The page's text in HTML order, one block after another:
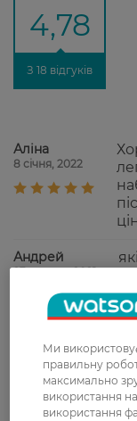
4,78
З 18 відгуків
Аліна
8 січня, 2022
Андрей
23 грудня, 2021
21 грудня, 2021
Леся
5 грудня, 2021
Ми
правильну
максимально
використання
використання